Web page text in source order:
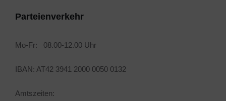
Parteienverkehr
Mo-Fr: 08.00-12.00 Uhr
IBAN: AT42 3941 2000 0050 0132
Amtszeiten: